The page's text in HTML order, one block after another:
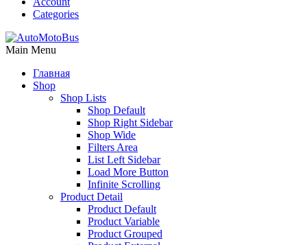
Categories
Main Menu
Главная
Shop
Shop Lists
Shop Default
Shop Right Sidebar
Shop Wide
Filters Area
List Left Sidebar
Load More Button
Infinite Scrolling
Product Detail
Product Default
Product Variable
Product Grouped